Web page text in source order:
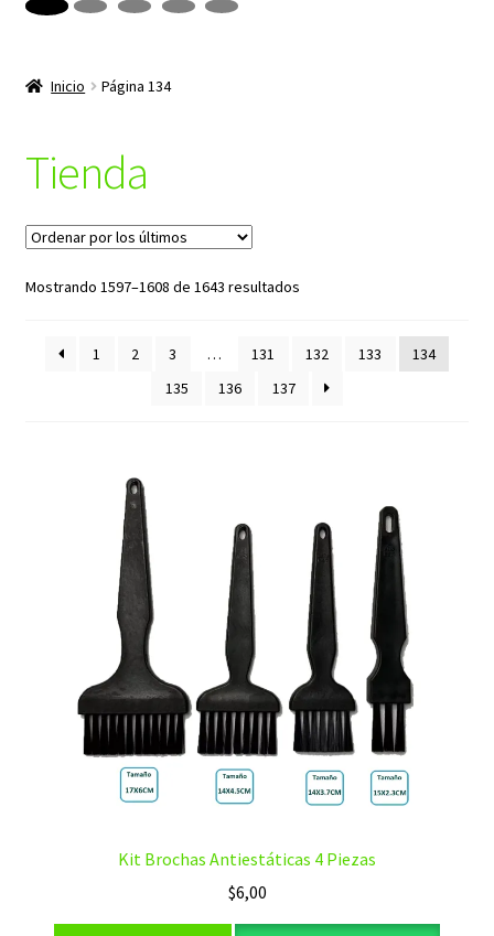
productos
Inicio Página 134
Tienda
Mostrando 1597–1608 de 1643 resultadosOrdenado
últimos
1 2 3 … 131 132 133
134
135
136 137
Kit Brochas Antiestáticas 4 Piezas
$6,00